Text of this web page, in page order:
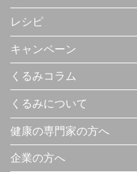
レシピ
キャンペーン
くるみコラム
くるみについて
健康の専門家の方へ
企業の方へ